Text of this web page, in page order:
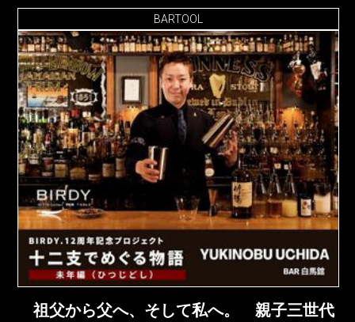
BARTOOL
祖父から父へ、そして私へ。 親子三世代